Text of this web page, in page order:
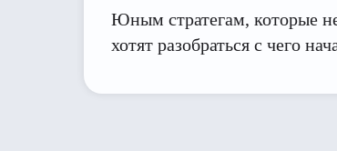
Юным стратегам, которые
хотят разобраться с чего